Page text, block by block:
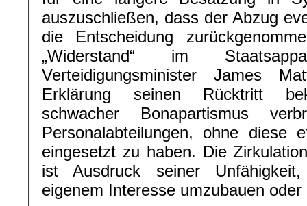
auszuschließen, dass der Abzug
die Entscheidung
„Widerstand“ im
Verteidigungsminister James
Erklärung seinen Rücktritt
schwacher Bonapartismus
Personalabteilungen, ohne diese
eingesetzt zu haben. Die
ist Ausdruck seiner
eigenem Interesse umzubauen